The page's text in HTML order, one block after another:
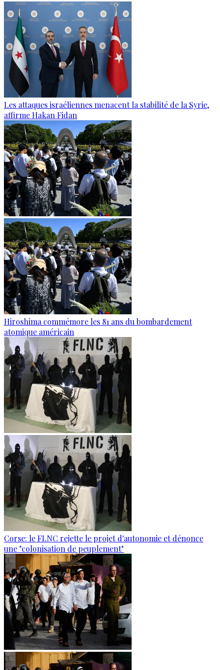
Les attaques israéliennes menacent la stabilité de la Syrie,
affirme Hakan Fidan
Hiroshima commémore les 81 ans du bombardement
atomique américain
Corse: le FLNC rejette le projet d'autonomie et dénonce
une "colonisation de peuplement"